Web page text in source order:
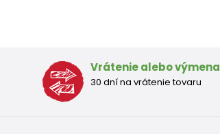
Vrátenie alebo výmena
30 dní na vrátenie tovaru